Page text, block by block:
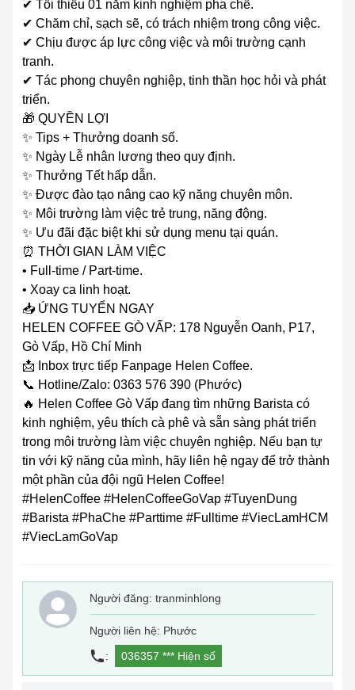
✔ Tối thiểu 01 năm kinh nghiệm pha chế.
✔ Chăm chỉ, sạch sẽ, có trách nhiệm trong công việc.
✔ Chịu được áp lực công việc và môi trường cạnh
tranh.
✔ Tác phong chuyên nghiệp, tinh thần học hỏi và phát
triển.
🎁 QUYỀN LỢI
✨ Tips + Thưởng doanh số.
✨ Ngày Lễ nhân lương theo quy định.
✨ Thưởng Tết hấp dẫn.
✨ Được đào tạo nâng cao kỹ năng chuyên môn.
✨ Môi trường làm việc trẻ trung, năng động.
✨ Ưu đãi đặc biệt khi sử dụng menu tại quán.
⏰ THỜI GIAN LÀM VIỆC
• Full-time / Part-time.
• Xoay ca linh hoạt.
📥 ỨNG TUYỂN NGAY
HELEN COFFEE GÒ VẤP: 178 Nguyễn Oanh, P17,
Gò Vấp, Hồ Chí Minh
📩 Inbox trực tiếp Fanpage Helen Coffee.
📞 Hotline/Zalo: 0363 576 390 (Phước)
🔥 Helen Coffee Gò Vấp đang tìm những Barista có
kinh nghiệm, yêu thích cà phê và sẵn sàng phát triển
trong môi trường làm việc chuyên nghiệp. Nếu bạn tự
tin với kỹ năng của mình, hãy liên hệ ngay để trở thành
một phần của đội ngũ Helen Coffee!
#HelenCoffee #HelenCoffeeGoVap #TuyenDung
#Barista #PhaChe #Parttime #Fulltime #ViecLamHCM
#ViecLamGoVap
Người đăng: tranminhlong
Người liên hệ: Phước
:
036357 *** Hiện số